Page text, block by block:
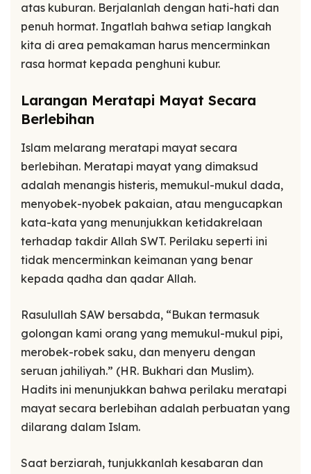
atas kuburan. Berjalanlah dengan hati-hati dan
penuh hormat. Ingatlah bahwa setiap langkah
kita di area pemakaman harus mencerminkan
rasa hormat kepada penghuni kubur.
Larangan Meratapi Mayat Secara
Berlebihan
Islam melarang meratapi mayat secara
berlebihan. Meratapi mayat yang dimaksud
adalah menangis histeris, memukul-mukul dada,
menyobek-nyobek pakaian, atau mengucapkan
kata-kata yang menunjukkan ketidakrelaan
terhadap takdir Allah SWT. Perilaku seperti ini
tidak mencerminkan keimanan yang benar
kepada qadha dan qadar Allah.
Rasulullah SAW bersabda, “Bukan termasuk
golongan kami orang yang memukul-mukul pipi,
merobek-robek saku, dan menyeru dengan
seruan jahiliyah.” (HR. Bukhari dan Muslim).
Hadits ini menunjukkan bahwa perilaku meratapi
mayat secara berlebihan adalah perbuatan yang
dilarang dalam Islam.
Saat berziarah, tunjukkanlah kesabaran dan